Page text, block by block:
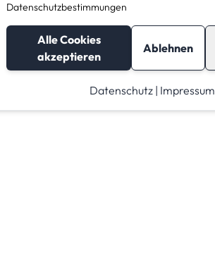
Datenschutzbestimmungen
Alle Cookies
akzeptieren
Ablehnen
Datenschutz | Impressum